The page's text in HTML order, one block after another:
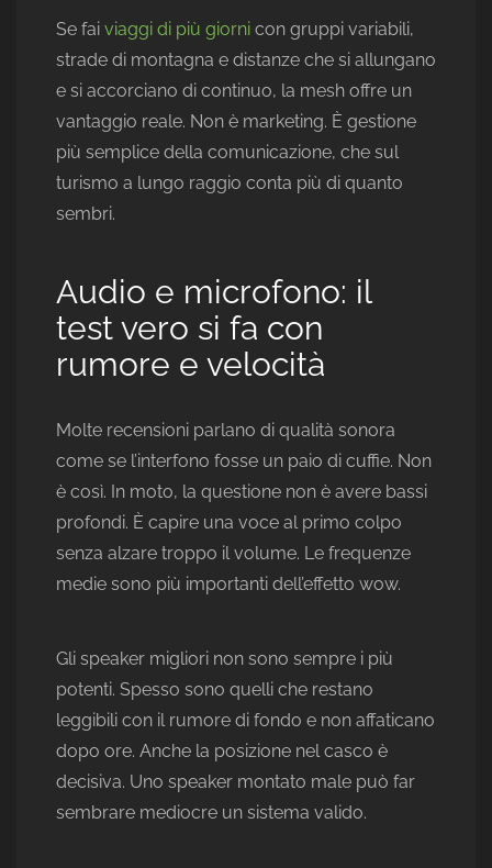
Se fai viaggi di più giorni con gruppi variabili,
strade di montagna e distanze che si allungano
e si accorciano di continuo, la mesh offre un
vantaggio reale. Non è marketing. È gestione
più semplice della comunicazione, che sul
turismo a lungo raggio conta più di quanto
sembri.
Audio e microfono: il
test vero si fa con
rumore e velocità
Molte recensioni parlano di qualità sonora
come se l’interfono fosse un paio di cuffie. Non
è così. In moto, la questione non è avere bassi
profondi. È capire una voce al primo colpo
senza alzare troppo il volume. Le frequenze
medie sono più importanti dell’effetto wow.
Gli speaker migliori non sono sempre i più
potenti. Spesso sono quelli che restano
leggibili con il rumore di fondo e non affaticano
dopo ore. Anche la posizione nel casco è
decisiva. Uno speaker montato male può far
sembrare mediocre un sistema valido.